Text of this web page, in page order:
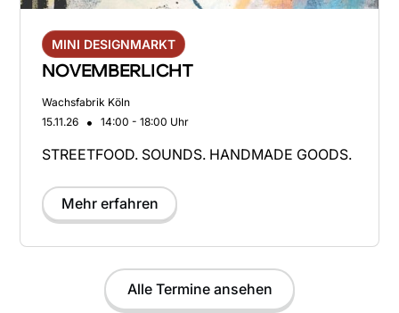
MINI DESIGNMARKT
NOVEMBERLICHT
Wachsfabrik Köln
15.11.26
• 14:00 - 18:00 Uhr
STREETFOOD. SOUNDS. HANDMADE GOODS.
Mehr erfahren
Alle Termine ansehen